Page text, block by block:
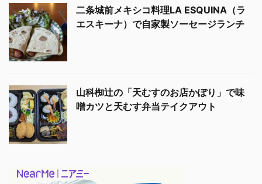
二条城前メキシコ料理LA ESQUINA（ラ
エスキーナ）で自家製ソーセージランチ
山科椥辻の「天むすのお店かぽり」で味
噌カツと天むす弁当テイクアウト